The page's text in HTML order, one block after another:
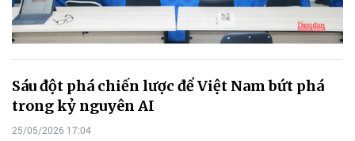
Sáu đột phá chiến lược để Việt Nam bứt phá
trong kỷ nguyên AI
25/05/2026 17:04